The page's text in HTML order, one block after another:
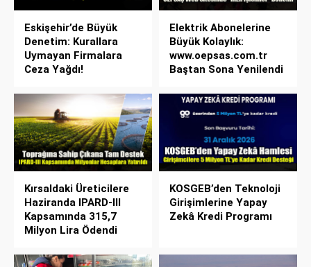
Eskişehir’de Büyük
Denetim: Kurallara
Uymayan Firmalara
Ceza Yağdı!
Elektrik Abonelerine
Büyük Kolaylık:
www.oepsas.com.tr
Baştan Sona Yenilendi
Kırsaldaki Üreticilere
Haziranda IPARD-III
Kapsamında 315,7
Milyon Lira Ödendi
KOSGEB’den Teknoloji
Girişimlerine Yapay
Zekâ Kredi Programı